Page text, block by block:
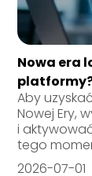
Nowa era
Aby
Nowej Ery,
i
tego
2026-07-01